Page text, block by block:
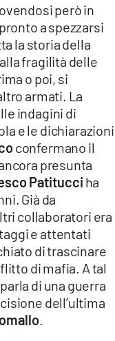
però in
a spezzarsi
la storia della
fragilità delle
o poi, si
armati. La
indagini di
e le dichiarazioni
confermano il
presunta
Patitucci ha
Già da
collaboratori era
e attentati
di trascinare
di mafia. A tal
di una guerra
dell’ultima